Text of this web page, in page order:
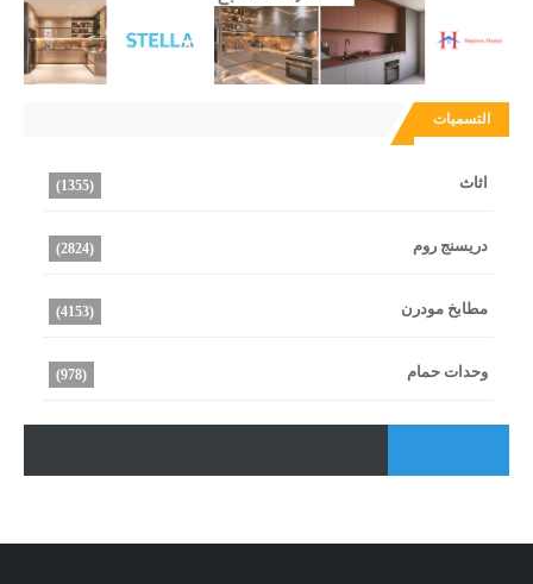
التسميات
اثاث (1355)
دريسنج روم (2824)
مطابخ مودرن (4153)
وحدات حمام (978)